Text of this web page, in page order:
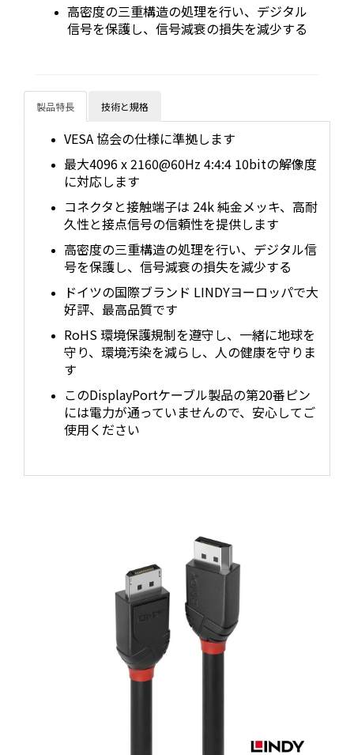
高密度の三重構造の処理を行い、デジタル
信号を保護し、信号減衰の損失を減少する
製品特長 技術と規格
VESA 協会の仕様に準拠します
最大4096 x 2160@60Hz 4:4:4 10bitの解像度
に対応します
コネクタと接触端子は 24k 純金メッキ、高耐
久性と接点信号の信頼性を提供します
高密度の三重構造の処理を行い、デジタル信
号を保護し、信号減衰の損失を減少する
ドイツの国際ブランド LINDYヨーロッパで大
好評、最高品質です
RoHS 環境保護規制を遵守し、一緒に地球を
守り、環境汚染を減らし、人の健康を守りま
す
このDisplayPortケーブル製品の第20番ピン
には電力が通っていませんので、安心してご
使用ください